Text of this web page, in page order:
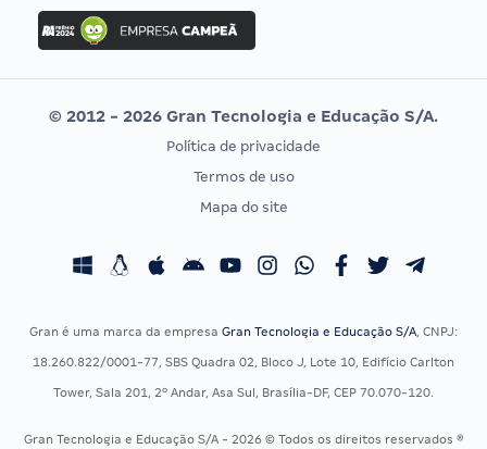
Concurso Ibama
Concurso MPU
Editais publicados
Vunesp
CONCURSOS POR PROFISSÃO
Concursos Fiscais
EXAME DE ORDEM
Calendário OAB
© 2012 - 2026 Gran Tecnologia e Educação S/A.
Política de privacidade
Termos de uso
Mapa do site
Gran é uma marca da empresa Gran Tecnologia e Educação S/A, CNPJ:
18.260.822/0001-77, SBS Quadra 02, Bloco J, Lote 10, Edifício Carlton
Tower, Sala 201, 2º Andar, Asa Sul, Brasília-DF, CEP 70.070-120.
Gran Tecnologia e Educação S/A - 2026 © Todos os direitos reservados ®